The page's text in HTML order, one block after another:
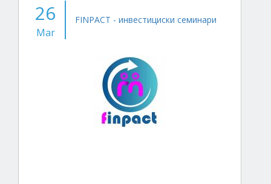
26
Mar
FINPACT - инвестициски семинари